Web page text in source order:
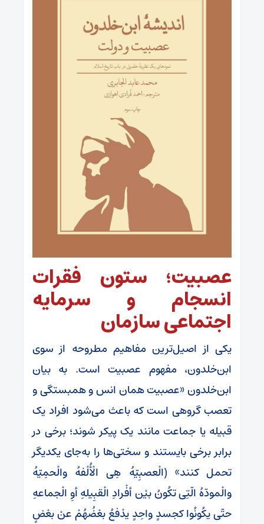
عصبیت؛ ستون فقرات
انسجام و سرمایه
اجتماعی سازمان
یکی از اصیل‌ترین مفاهیم مطروحه از سوی
ابن‌خلدون، مفهوم عصبیت است. به بیان
ابن‌خلدون «عصبیت همان انس و همبستگی و
تعصب گروهی است که باعث می‌شود افراد یک
قبیله یا جماعت مانند یک پیکر شوند؛ برخی در
برابر برخی بایستند و سختی‌ها را به‌جای یکدیگر
تحمل کنند» (الْعصبِیّهُ هِی الْأُلْفهُ والْحمِیّهُ
والْمودّهُ الّتِی تکُونُ بیْن أفْرادِ الْقبِیلهِ أوِ الْجماعهِ
حتّی یکُونُوا کجسدٍ واحِدٍ یدْفعُ بعْضُهُمْ عنْ بعْضٍ